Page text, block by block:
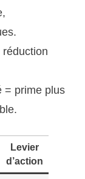
= prime plus
Levier
d’action